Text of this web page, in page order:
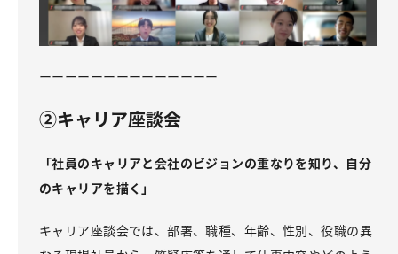
ーーーーーーーーーーーーーー
②キャリア座談会
「社員のキャリアと会社のビジョンの重なりを知り、自分
のキャリアを描く」
キャリア座談会では、部署、職種、年齢、性別、役職の異